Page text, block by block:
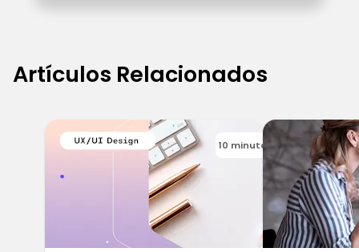
Artículos Relacionados
10 minutos